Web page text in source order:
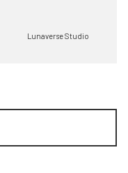
Lunaverse Studio